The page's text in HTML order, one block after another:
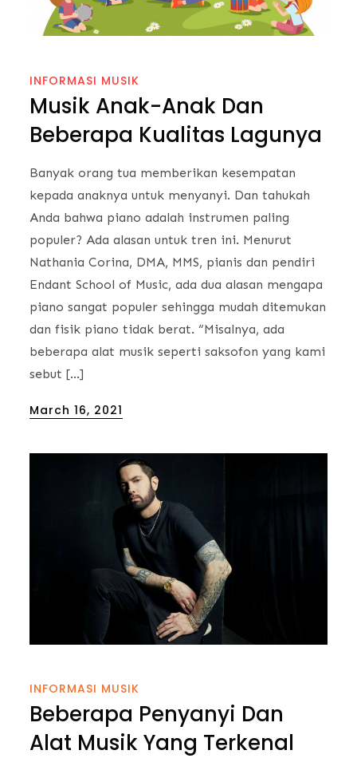
INFORMASI MUSIK
Musik Anak-Anak Dan
Beberapa Kualitas Lagunya
Banyak orang tua memberikan kesempatan
kepada anaknya untuk menyanyi. Dan tahukah
Anda bahwa piano adalah instrumen paling
populer? Ada alasan untuk tren ini. Menurut
Nathania Corina, DMA, MMS, pianis dan pendiri
Endant School of Music, ada dua alasan mengapa
piano sangat populer sehingga mudah ditemukan
dan fisik piano tidak berat. “Misalnya, ada
beberapa alat musik seperti saksofon yang kami
sebut […]
Posted
March 16, 2021
INFORMASI MUSIK
Beberapa Penyanyi Dan
Alat Musik Yang Terkenal